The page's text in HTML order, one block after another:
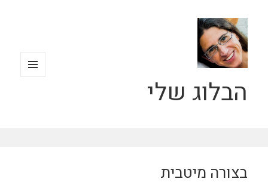
הבלוג שלי
בצורה מיטבית